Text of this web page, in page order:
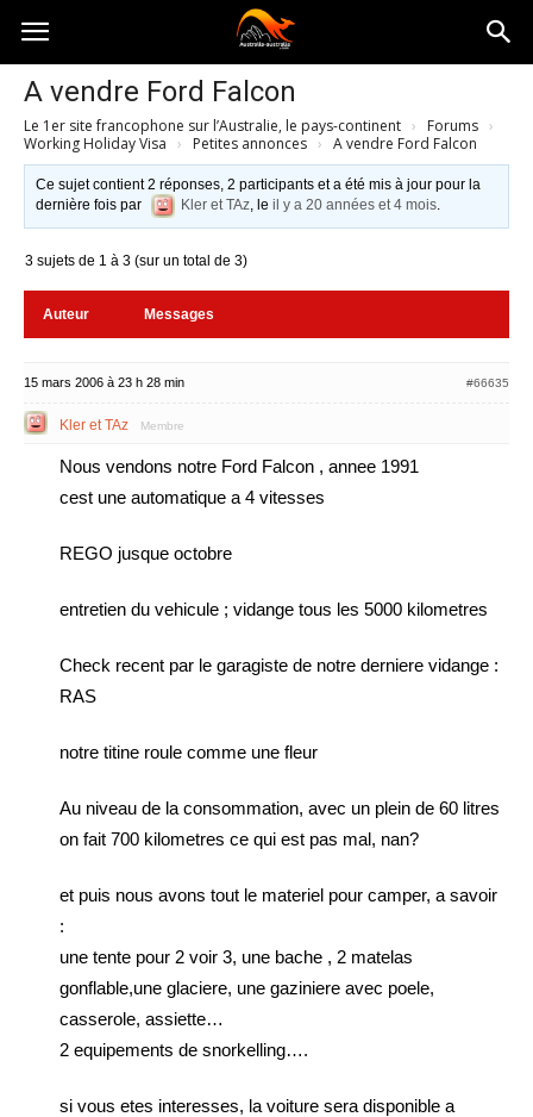
Australia-
australie.com
A vendre Ford Falcon
Le 1er site francophone sur l’Australie, le pays-continent › Forums ›
Working Holiday Visa › Petites annonces › A vendre Ford Falcon
Ce sujet contient 2 réponses, 2 participants et a été mis à jour pour la
dernière fois par
Kler et TAz, leil y a 20 années et 4 mois.
3 sujets de 1 à 3 (sur un total de 3)
Auteur Messages
15 mars 2006 à 23 h 28 min #66635
Kler et TAz Membre
Nous vendons notre Ford Falcon , annee 1991
cest une automatique a 4 vitesses
REGO jusque octobre
entretien du vehicule ; vidange tous les 5000 kilometres
Check recent par le garagiste de notre derniere vidange :
RAS
notre titine roule comme une fleur
Au niveau de la consommation, avec un plein de 60 litres
on fait 700 kilometres ce qui est pas mal, nan?
et puis nous avons tout le materiel pour camper, a savoir
:
une tente pour 2 voir 3, une bache , 2 matelas
gonflable,une glaciere, une gaziniere avec poele,
casserole, assiette…
2 equipements de snorkelling….
si vous etes interesses, la voiture sera disponible a